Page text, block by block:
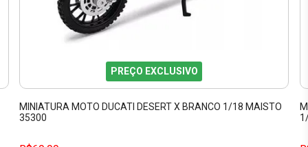
PREÇO EXCLUSIVO
MINIATURA MOTO DUCATI DESERT X BRANCO 1/18 MAISTO
35300